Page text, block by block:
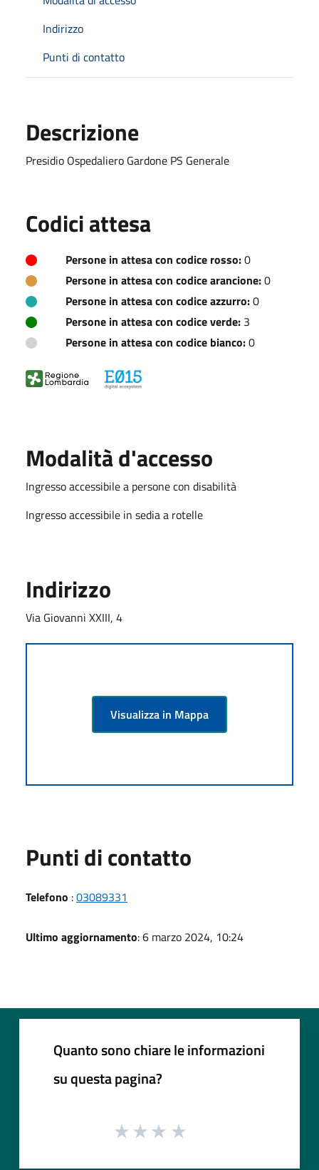
Indirizzo
Punti di contatto
Descrizione
Presidio Ospedaliero Gardone PS Generale
Codici attesa
Persone in attesa con codice rosso:0
Persone in attesa con codice arancione:0
Persone in attesa con codice azzurro:0
Persone in attesa con codice verde: 3
Persone in attesa con codice bianco:0
Modalità d'accesso
Ingresso accessibile a persone con disabilità
Ingresso accessibile in sedia a rotelle
Indirizzo
Via Giovanni XXIII, 4
Visualizza in Mappa
Punti di contatto
Telefono :03089331
Ultimo aggiornamento: 6 marzo 2024, 10:24
Quanto sono chiare le informazioni
su questa pagina?